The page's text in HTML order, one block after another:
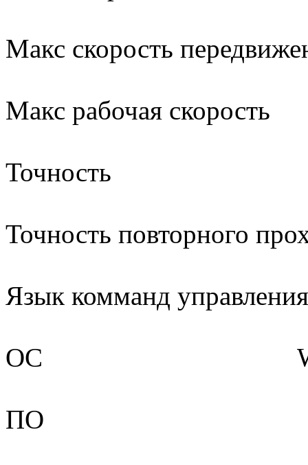
Макс скорость
Макс рабочая
Точность
Точность повторного
Язык комманд
ОС Windows
ПО